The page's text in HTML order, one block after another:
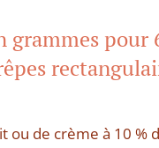
grammes pour
ou de crème à 10 %